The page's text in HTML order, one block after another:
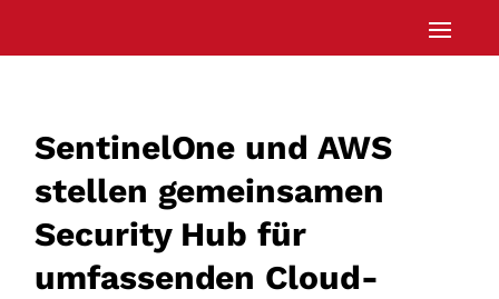
SentinelOne und AWS
stellen gemeinsamen
Security Hub für
umfassenden Cloud-